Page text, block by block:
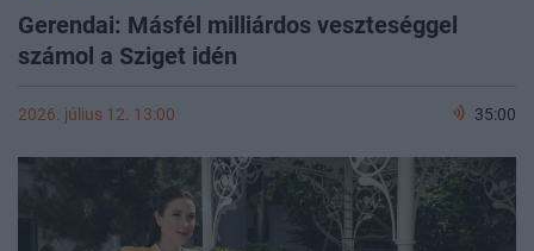
Gerendai: Másfél milliárdos veszteséggel
számol a Sziget idén
2026. július 12. 13:00 35:00